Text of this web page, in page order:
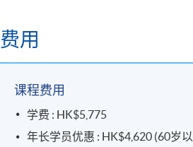
费用
课程费用
学费 : HK$5,775
年长学员优惠 : HK$4,620 (60岁